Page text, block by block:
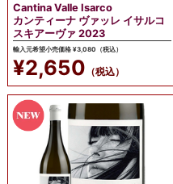
Cantina Valle Isarco
カンティーナ ヴァッレ イサルコ
スキアーヴァ 2023
輸入元希望小売価格 ¥3,080（税込）
¥2,650 （税込）